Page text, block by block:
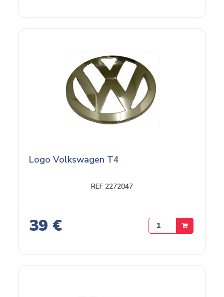
Logo Volkswagen T4
REF 2272047
39 €